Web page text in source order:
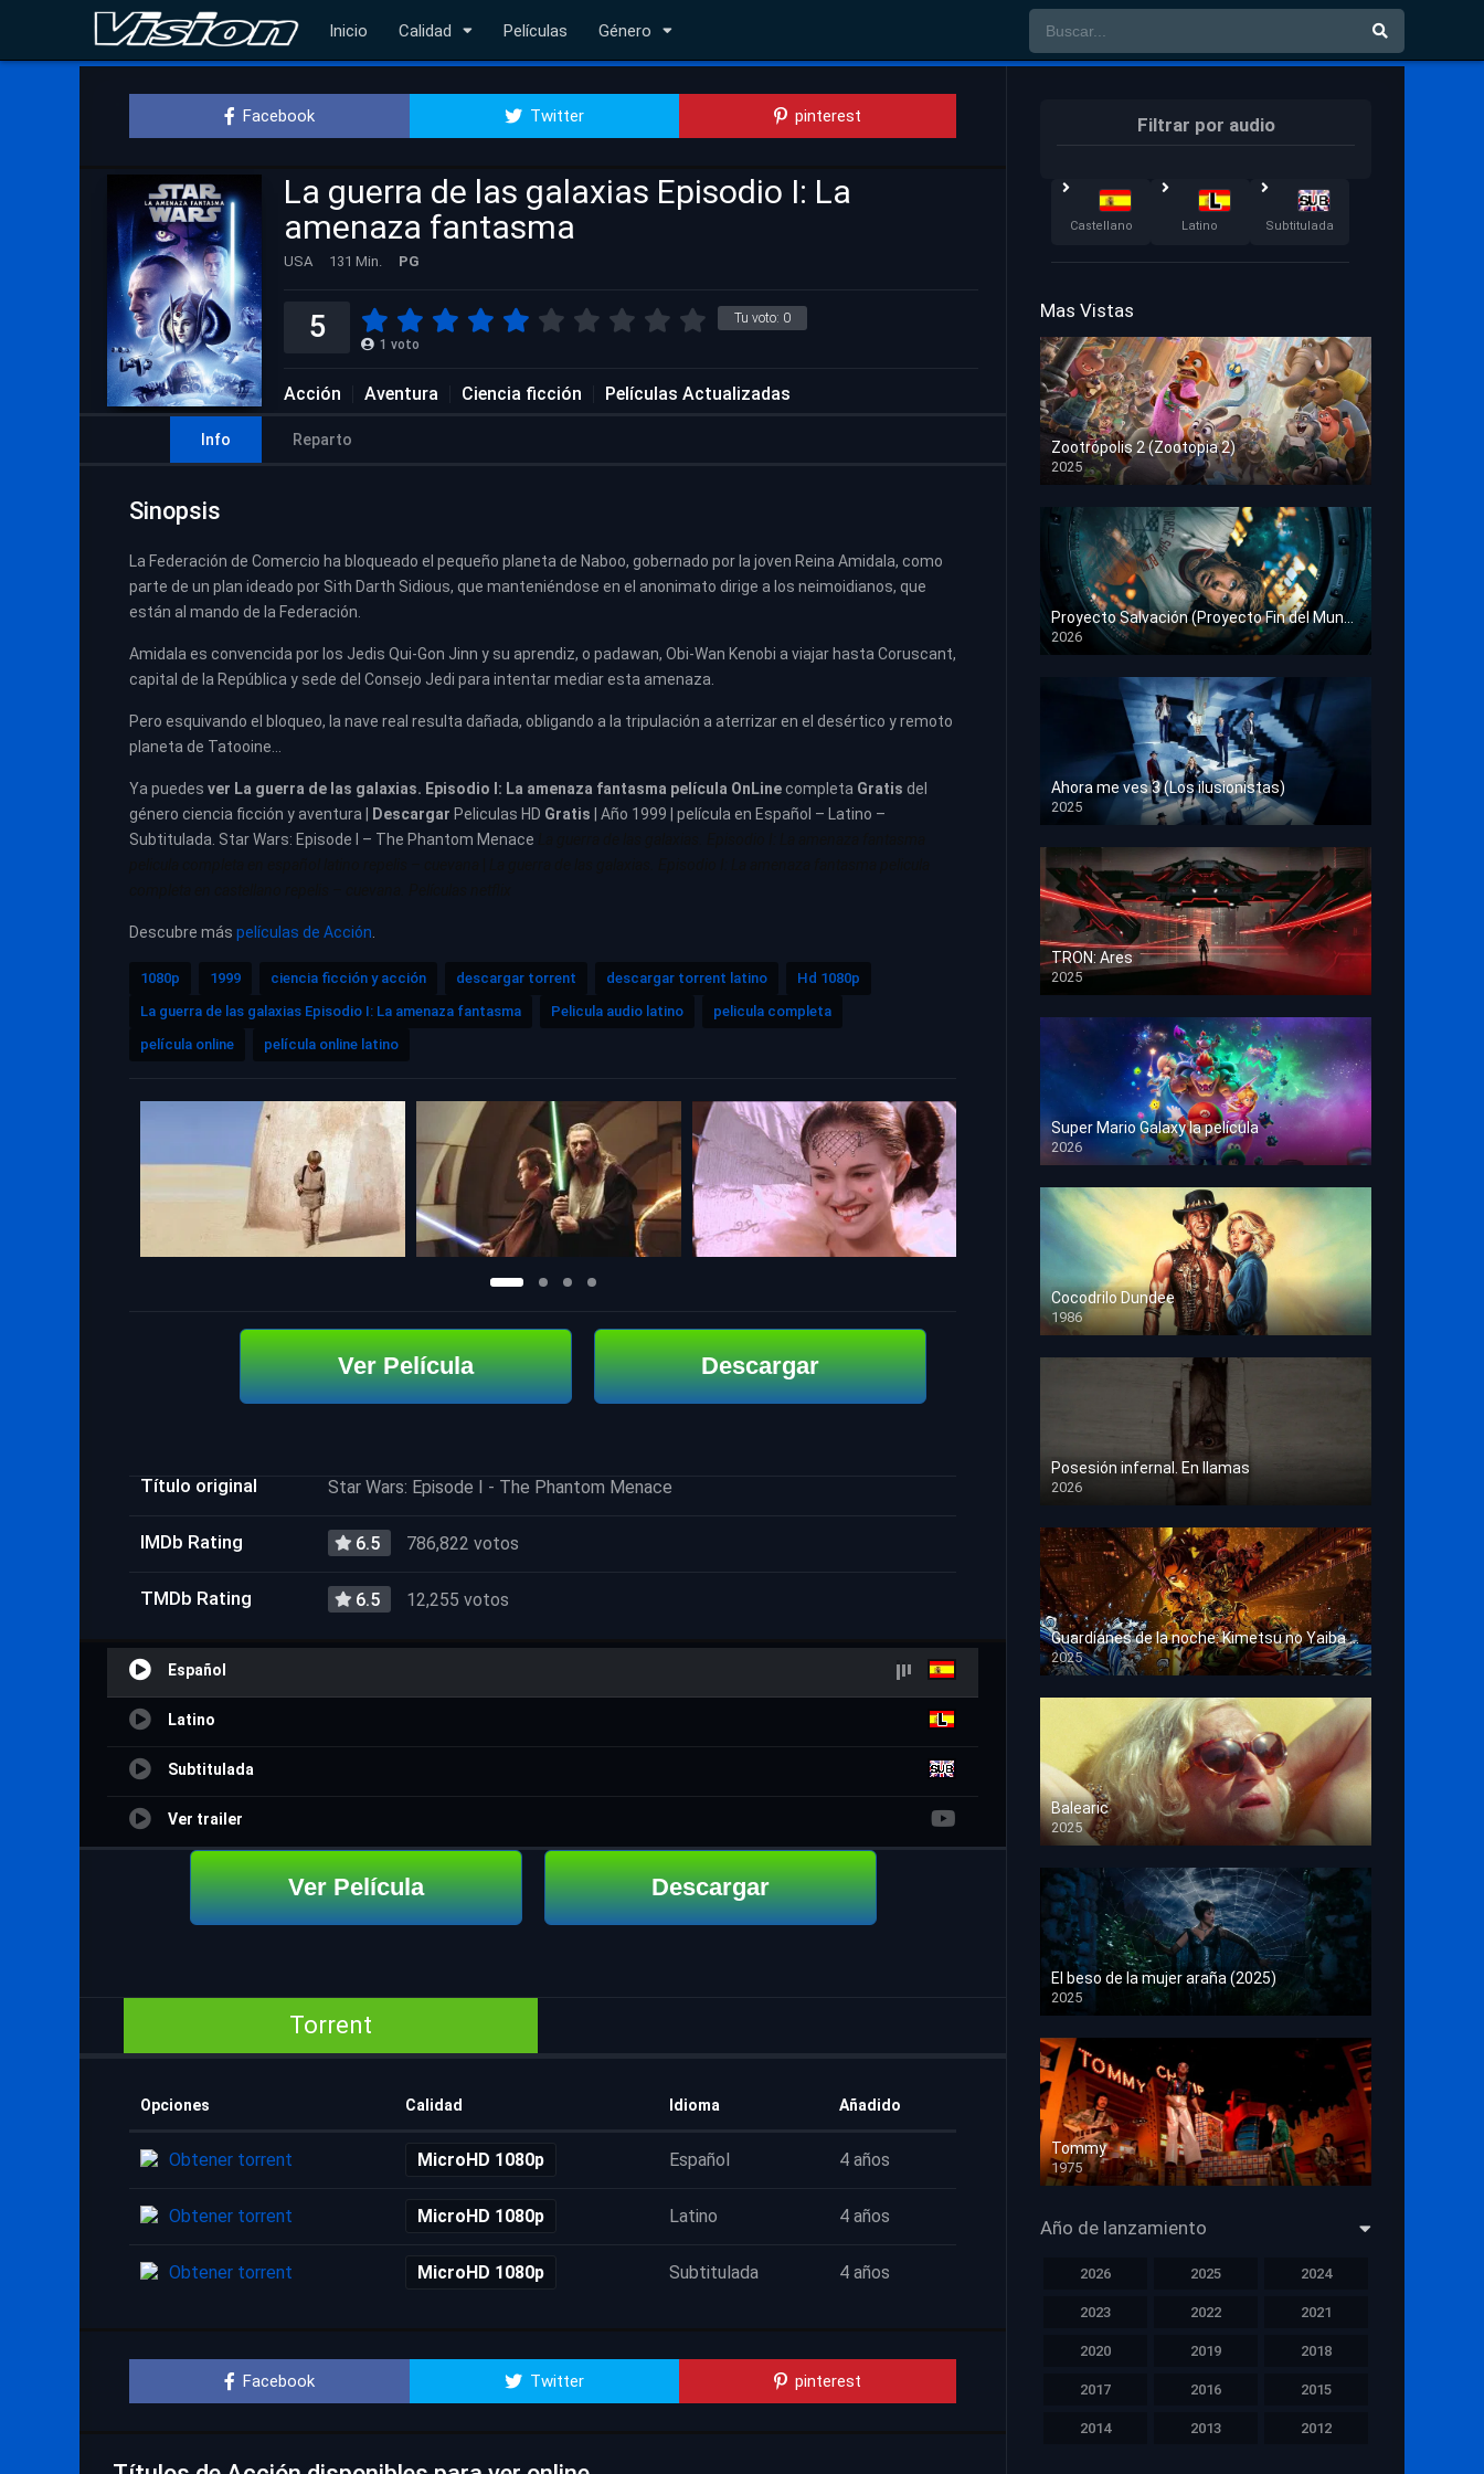
Inicio Calidad Películas Género
Facebook Twitter pinterest
La guerra de las galaxias Episodio I: La
amenaza fantasma
USA 131 Min. PG
Tu voto: 0
5 1 voto
Acción Aventura Ciencia ficción Películas Actualizadas
Info Reparto
Sinopsis
La Federación de Comercio ha bloqueado el pequeño planeta de Naboo, gobernado por la joven Reina Amidala, como
parte de un plan ideado por Sith Darth Sidious, que manteniéndose en el anonimato dirige a los neimoidianos, que
están al mando de la Federación.
Amidala es convencida por los Jedis Qui-Gon Jinn y su aprendiz, o padawan, Obi-Wan Kenobi a viajar hasta Coruscant,
capital de la República y sede del Consejo Jedi para intentar mediar esta amenaza.
Pero esquivando el bloqueo, la nave real resulta dañada, obligando a la tripulación a aterrizar en el desértico y remoto
planeta de Tatooine…
Ya puedes ver La guerra de las galaxias. Episodio I: La amenaza fantasma película OnLinecompleta Gratis del
género ciencia ficción y aventura |
Descargar Peliculas HD Gratis | Año 1999 | película en Español – Latino –
Subtitulada. Star Wars: Episode I – The Phantom Menace
Descubre más películas de Acción
1080p 1999 ciencia ficción y acción descargar torrent descargar torrent latino
Hd 1080p
La guerra de las galaxias Episodio I: La amenaza fantasma
Pelicula audio latino
pelicula completa
película online
película online latino
Ver Película Descargar
Título original Star Wars: Episode I - The Phantom Menace
IMDb Rating 6.5 786,822 votos
TMDb Rating 6.5 12,255 votos
Español
Latino
Subtitulada
Ver trailer
Ver Película Descargar
Torrent
Opciones Calidad Idioma Añadido
Obtener torrent MicroHD 1080p Español 4 años
Obtener torrent MicroHD 1080p Latino 4 años
Obtener torrent MicroHD 1080p Subtitulada 4 años
Facebook Twitter pinterest
Filtrar por audio
Castellano Latino Subtitulada
Mas Vistas
Zootrópolis 2 (Zootopia 2)
2025
HD 1080p
Proyecto Salvación (Proyecto Fin del Mundo)
2026
HD 1080p
Ahora me ves 3 (Los ilusionistas)
2025
HD 1080p
TRON: Ares
2025
HD 1080p
Super Mario Galaxy la película
2026
HD 1080p
Cocodrilo Dundee
1986
HD 1080p
Posesión infernal. En llamas
2026
HD 1080p
Guardianes de la noche: Kimetsu no Yaiba La fortaleza infinita
2025
HD 1080p
Balearic
2025
HD 1080p
El beso de la mujer araña (2025)
2025
HD 1080p
Tommy
1975
HD 1080p
Año de lanzamiento
2026 2025 2024
2023 2022 2021
2020 2019 2018
2017 2016 2015
2014 2013 2012